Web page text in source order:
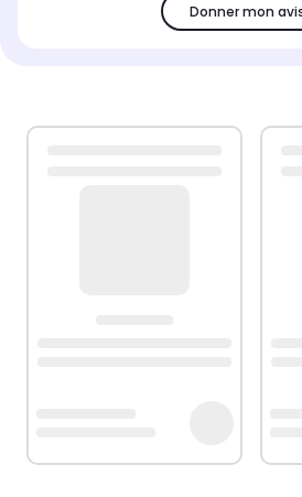
Donner mon